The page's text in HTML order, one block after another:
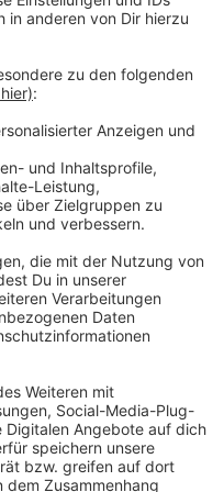
Platz 4. Am
dem Pokal-
Thema: